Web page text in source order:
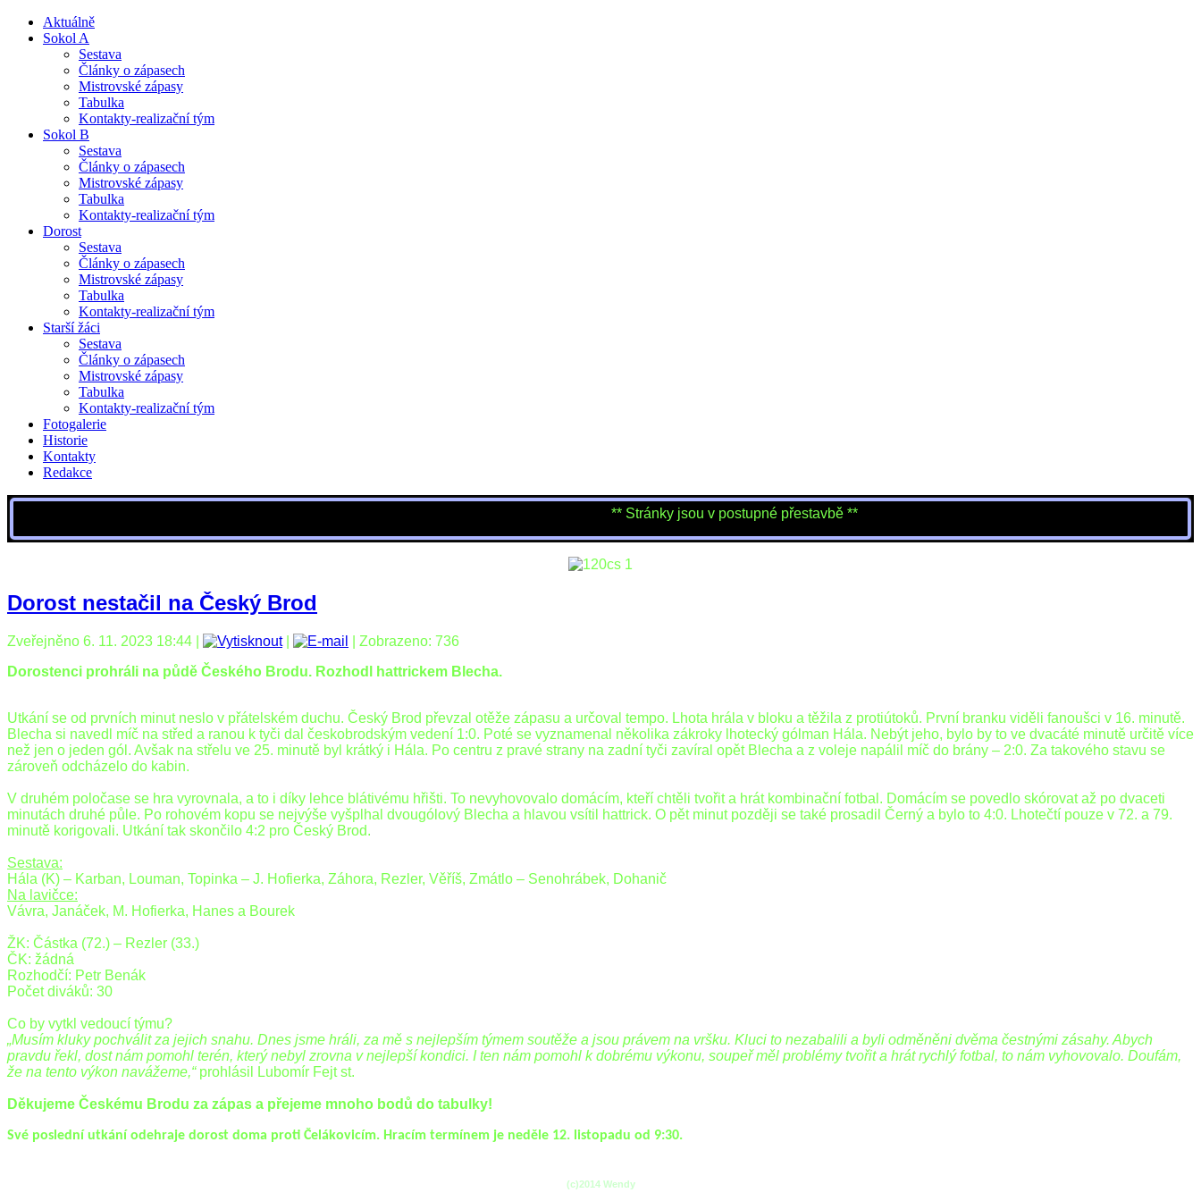
Aktuálně
Sokol A
Sestava
Články o zápasech
Mistrovské zápasy
Tabulka
Kontakty-realizační tým
Sokol B
Sestava
Články o zápasech
Mistrovské zápasy
Tabulka
Kontakty-realizační tým
Dorost
Sestava
Články o zápasech
Mistrovské zápasy
Tabulka
Kontakty-realizační tým
Starší žáci
Sestava
Články o zápasech
Mistrovské zápasy
Tabulka
Kontakty-realizační tým
Fotogalerie
Historie
Kontakty
Redakce
** Stránky jsou v postupné přestavbě **
Dorost nestačil na Český Brod
Zveřejněno 6. 11. 2023 18:44 |
| Zobrazeno: 736
Dorostenci prohráli na půdě Českého Brodu. Rozhodl hattrickem Blecha.
Utkání se od prvních minut neslo v přátelském duchu. Český Brod převzal otěže zápasu a určoval tempo. Lhota hrála v bloku a těžila z protiútoků. První branku viděli fanoušci v 16. minutě.
Blecha si navedl míč na střed a ranou k tyči dal českobrodským vedení 1:0. Poté se vyznamenal několika zákroky lhotecký gólman Hála. Nebýt jeho, bylo by to ve dvacáté minutě určitě více
než jen o jeden gól. Avšak na střelu ve 25. minutě byl krátký i Hála. Po centru z pravé strany na zadní tyči zavíral opět Blecha a z voleje napálil míč do brány – 2:0. Za takového stavu se
zároveň odcházelo do kabin.
V druhém poločase se hra vyrovnala, a to i díky lehce blátivému hřišti. To nevyhovovalo domácím, kteří chtěli tvořit a hrát kombinační fotbal. Domácím se povedlo skórovat až po dvaceti
minutách druhé půle. Po rohovém kopu se nejvýše vyšplhal dvougólový Blecha a hlavou vsítil hattrick. O pět minut později se také prosadil Černý a bylo to 4:0. Lhotečtí pouze v 72. a 79.
minutě korigovali. Utkání tak skončilo 4:2 pro Český Brod.
Sestava:
Hála (K) – Karban, Louman, Topinka – J. Hofierka, Záhora, Rezler, Věříš, Zmátlo – Senohrábek, Dohanič
Na lavičce:
Vávra, Janáček, M. Hofierka, Hanes a Bourek
ŽK: Částka (72.) – Rezler (33.)
ČK: žádná
Rozhodčí: Petr Benák
Počet diváků: 30
Co by vytkl vedoucí týmu?
„Musím kluky pochválit za jejich snahu. Dnes jsme hráli, za mě s nejlepším týmem soutěže a jsou právem na vršku. Kluci to nezabalili a byli odměněni dvěma čestnými zásahy. Abych
pravdu řekl, dost nám pomohl terén, který nebyl zrovna v nejlepší kondici. I ten nám pomohl k dobrému výkonu, soupeř měl problémy tvořit a hrát rychlý fotbal, to nám vyhovovalo. Doufám,
že na tento výkon navážeme,“prohlásil Lubomír Fejt st.
Děkujeme Českému Brodu za zápas a přejeme mnoho bodů do tabulky!
Své poslední utkání odehraje dorost doma proti Čelákovicím. Hracím termínem je neděle 12. listopadu od 9:30.
(c)2014 Wendy